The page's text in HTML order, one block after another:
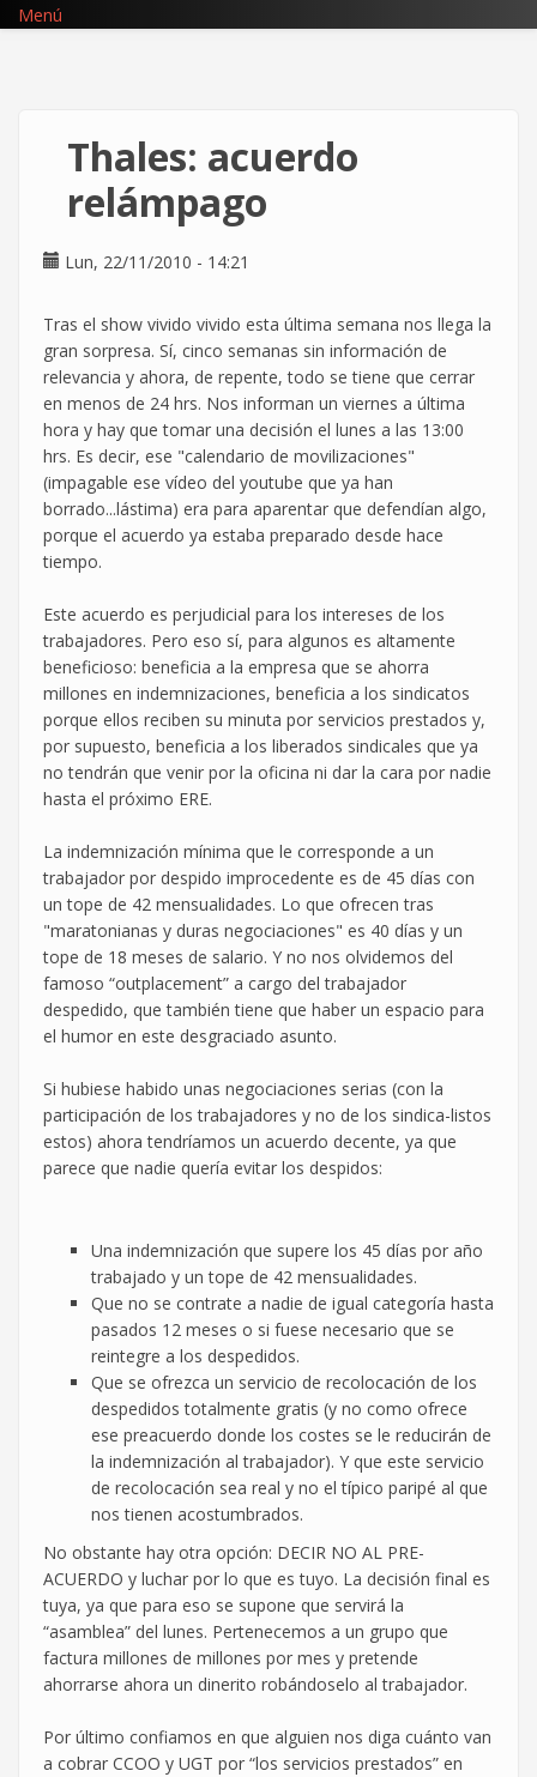
Pasar
Menú
Thales: acuerdo
relámpago
Lun, 22/11/2010 - 14:21
Tras el show vivido vivido esta última semana nos llega la
gran sorpresa. Sí, cinco semanas sin información de
relevancia y ahora, de repente, todo se tiene que cerrar
en menos de 24 hrs. Nos informan un viernes a última
hora y hay que tomar una decisión el lunes a las 13:00
hrs. Es decir, ese "calendario de movilizaciones"
(impagable ese vídeo del youtube que ya han
borrado...lástima) era para aparentar que defendían algo,
porque el acuerdo ya estaba preparado desde hace
tiempo.
Este acuerdo es perjudicial para los intereses de los
trabajadores. Pero eso sí, para algunos es altamente
beneficioso: beneficia a la empresa que se ahorra
millones en indemnizaciones, beneficia a los sindicatos
porque ellos reciben su minuta por servicios prestados y,
por supuesto, beneficia a los liberados sindicales que ya
no tendrán que venir por la oficina ni dar la cara por nadie
hasta el próximo ERE.
La indemnización mínima que le corresponde a un
trabajador por despido improcedente es de 45 días con
un tope de 42 mensualidades. Lo que ofrecen tras
"maratonianas y duras negociaciones" es 40 días y un
tope de 18 meses de salario. Y no nos olvidemos del
famoso “outplacement” a cargo del trabajador
despedido, que también tiene que haber un espacio para
el humor en este desgraciado asunto.
Si hubiese habido unas negociaciones serias (con la
participación de los trabajadores y no de los sindica-listos
estos) ahora tendríamos un acuerdo decente, ya que
parece que nadie quería evitar los despidos:
Una indemnización que supere los 45 días por año
trabajado y un tope de 42 mensualidades.
Que no se contrate a nadie de igual categoría hasta
pasados 12 meses o si fuese necesario que se
reintegre a los despedidos.
Que se ofrezca un servicio de recolocación de los
despedidos totalmente gratis (y no como ofrece
ese preacuerdo donde los costes se le reducirán de
la indemnización al trabajador). Y que este servicio
de recolocación sea real y no el típico paripé al que
nos tienen acostumbrados.
No obstante hay otra opción: DECIR NO AL PRE-
ACUERDO y luchar por lo que es tuyo. La decisión final es
tuya, ya que para eso se supone que servirá la
“asamblea” del lunes. Pertenecemos a un grupo que
factura millones de millones por mes y pretende
ahorrarse ahora un dinerito robándoselo al trabajador.
Por último confiamos en que alguien nos diga cuánto van
a cobrar CCOO y UGT por “los servicios prestados” en